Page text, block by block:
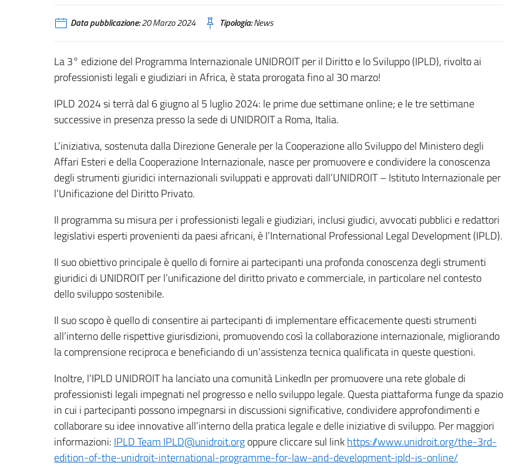
Data pubblicazione:20 Marzo 2024 Tipologia:News
La 3° edizione del Programma Internazionale UNIDROIT per il Diritto e lo Sviluppo (IPLD), rivolto ai
professionisti legali e giudiziari in Africa, è stata prorogata fino al 30 marzo!
IPLD 2024 si terrà dal 6 giugno al 5 luglio 2024: le prime due settimane online; e le tre settimane
successive in presenza presso la sede di UNIDROIT a Roma, Italia.
L’iniziativa, sostenuta dalla Direzione Generale per la Cooperazione allo Sviluppo del Ministero degli
Affari Esteri e della Cooperazione Internazionale, nasce per promuovere e condividere la conoscenza
degli strumenti giuridici internazionali sviluppati e approvati dall’UNIDROIT – Istituto Internazionale per
l’Unificazione del Diritto Privato.
Il programma su misura per i professionisti legali e giudiziari, inclusi giudici, avvocati pubblici e redattori
legislativi esperti provenienti da paesi africani, è l’International Professional Legal Development (IPLD).
Il suo obiettivo principale è quello di fornire ai partecipanti una profonda conoscenza degli strumenti
giuridici di UNIDROIT per l’unificazione del diritto privato e commerciale, in particolare nel contesto
dello sviluppo sostenibile.
Il suo scopo è quello di consentire ai partecipanti di implementare efficacemente questi strumenti
all’interno delle rispettive giurisdizioni, promuovendo così la collaborazione internazionale, migliorando
la comprensione reciproca e beneficiando di un’assistenza tecnica qualificata in queste questioni.
Inoltre, l’IPLD UNIDROIT ha lanciato una comunità LinkedIn per promuovere una rete globale di
professionisti legali impegnati nel progresso e nello sviluppo legale. Questa piattaforma funge da spazio
in cui i partecipanti possono impegnarsi in discussioni significative, condividere approfondimenti e
collaborare su idee innovative all’interno della pratica legale e delle iniziative di sviluppo. Per maggiori
informazioni: IPLD Team IPLD@unidroit.orgoppure cliccare sul linkhttps://www.unidroit.org/the-3rd-
edition-of-the-unidroit-international-programme-for-law-and-development-ipld-is-online/